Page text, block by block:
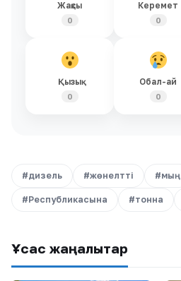
Жақсы
0
Керемет
0
Қызық
0
Обал-ай
0
#дизель #жөнелтті #мың
#Республикасына #тонна
Ұқсас жаңалықтар